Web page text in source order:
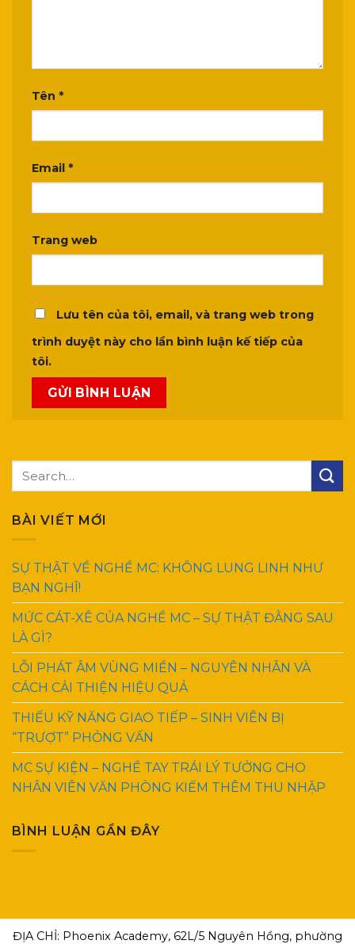
Tên *
Email *
Trang web
Lưu tên của tôi, email, và trang web trong
trình duyệt này cho lần bình luận kế tiếp của
tôi.
BÀI VIẾT MỚI
SỰ THẬT VỀ NGHỀ MC: KHÔNG LUNG LINH NHƯ
BẠN NGHĨ!
MỨC CÁT-XÊ CỦA NGHỀ MC – SỰ THẬT ĐẰNG SAU
LÀ GÌ?
LỖI PHÁT ÂM VÙNG MIỀN – NGUYÊN NHÂN VÀ
CÁCH CẢI THIỆN HIỆU QUẢ
THIẾU KỸ NĂNG GIAO TIẾP – SINH VIÊN BỊ
“TRƯỢT” PHỎNG VẤN
MC SỰ KIỆN – NGHỀ TAY TRÁI LÝ TƯỞNG CHO
NHÂN VIÊN VĂN PHÒNG KIẾM THÊM THU NHẬP
BÌNH LUẬN GẦN ĐÂY
ĐỊA CHỈ: Phoenix Academy, 62L/5 Nguyên Hồng, phường